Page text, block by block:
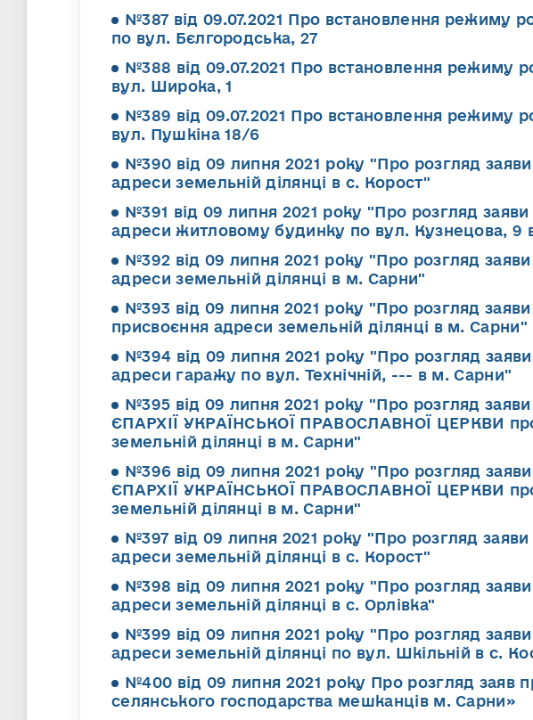
№387 від 09.07.2021 Про встановлення режиму
по вул. Бєлгородська, 27
№388 від 09.07.2021 Про встановлення режиму
вул. Широка, 1
№389 від 09.07.2021 Про встановлення режиму
вул. Пушкіна 18/6
№390 від 09 липня 2021 року "Про розгляд
адреси земельній ділянці в с. Корост"
№391 від 09 липня 2021 року "Про розгляд
адреси житловому будинку по вул. Кузнецова, 9
№392 від 09 липня 2021 року "Про розгляд
адреси земельній ділянці в м. Сарни"
№393 від 09 липня 2021 року "Про розгляд
присвоєння адреси земельній ділянці в м. Сарни"
№394 від 09 липня 2021 року "Про розгляд
адреси гаражу по вул. Технічній, --- в м. Сарни"
№395 від 09 липня 2021 року "Про розгляд
ЄПАРХІЇ УКРАЇНСЬКОЇ ПРАВОСЛАВНОЇ ЦЕРКВИ
земельній ділянці в м. Сарни"
№396 від 09 липня 2021 року "Про розгляд
ЄПАРХІЇ УКРАЇНСЬКОЇ ПРАВОСЛАВНОЇ ЦЕРКВИ
земельній ділянці в м. Сарни"
№397 від 09 липня 2021 року "Про розгляд
адреси земельній ділянці в с. Корост"
№398 від 09 липня 2021 року "Про розгляд
адреси земельній ділянці в с. Орлівка"
№399 від 09 липня 2021 року "Про розгляд
адреси земельній ділянці по вул. Шкільній в с.
№400 від 09 липня 2021 року Про розгляд заяв
селянського господарства мешканців м. Сарни»